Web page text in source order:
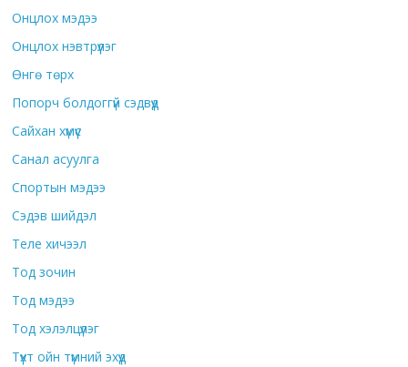
Онцлох мэдээ
Онцлох нэвтрүүлэг
Өнгө төрх
Попорч болдоггүй сэдвүүд
Сайхан хүмүүс
Санал асуулга
Спортын мэдээ
Сэдэв шийдэл
Теле хичээл
Тод зочин
Тод мэдээ
Тод хэлэлцүүлэг
Түүхт ойн түмний эхүүд